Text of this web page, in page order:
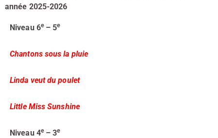
année 2025-2026
Niveau 6e– 5e
Chantons sous la pluie
Linda veut du poulet
Little Miss Sunshine
Niveau 4e– 3e